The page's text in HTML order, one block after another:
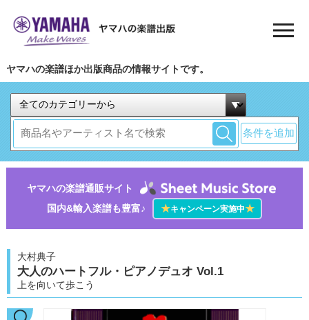
ヤマハの楽譜ほか出版商品の情報サイトです。
条件を追加
ヤマハの楽譜通販サイト
国内&輸入楽譜も豊富♪
★キャンペーン実施中★
大村典子
大人のハートフル・ピアノデュオ Vol.1
上を向いて歩こう